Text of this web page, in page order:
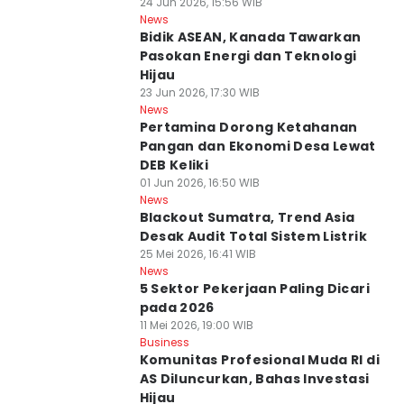
News
Bidik ASEAN, Kanada Tawarkan
Pasokan Energi dan Teknologi
Hijau
23 Jun 2026, 17:30 WIB
News
Pertamina Dorong Ketahanan
Pangan dan Ekonomi Desa Lewat
DEB Keliki
01 Jun 2026, 16:50 WIB
News
Blackout Sumatra, Trend Asia
Desak Audit Total Sistem Listrik
25 Mei 2026, 16:41 WIB
News
5 Sektor Pekerjaan Paling Dicari
pada 2026
11 Mei 2026, 19:00 WIB
Business
Komunitas Profesional Muda RI di
AS Diluncurkan, Bahas Investasi
Hijau